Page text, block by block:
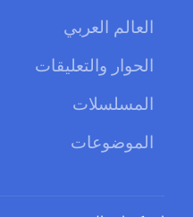
العالم العربي
الحوار والتعليقات
المسلسلات
الموضوعات